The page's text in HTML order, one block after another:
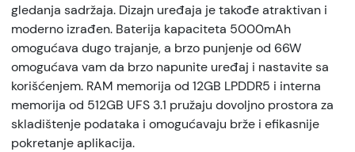
gledanja sadržaja. Dizajn uređaja je takođe atraktivan i
moderno izrađen. Baterija kapaciteta 5000mAh
omogućava dugo trajanje, a brzo punjenje od 66W
omogućava vam da brzo napunite uređaj i nastavite sa
korišćenjem. RAM memorija od 12GB LPDDR5 i interna
memorija od 512GB UFS 3.1 pružaju dovoljno prostora za
skladištenje podataka i omogućavaju brže i efikasnije
pokretanje aplikacija.